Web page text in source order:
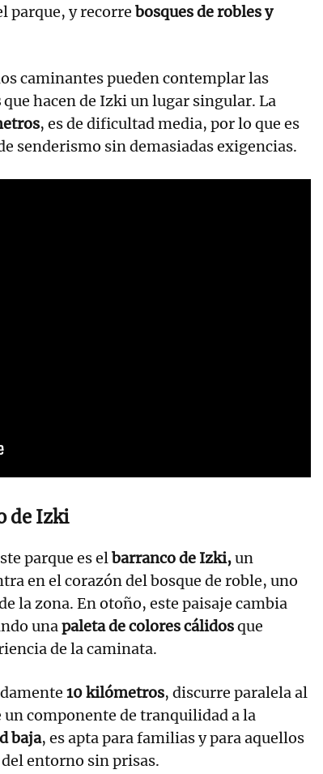
parque, y recorre bosques de robles y
caminantes pueden contemplar las
que hacen de Izki un lugar singular. La
, es de dificultad media, por lo que es
senderismo sin demasiadas exigencias.
de Izki
parque es elbarranco de Izki,un
en el corazón del bosque de roble, uno
la zona. En otoño, este paisaje cambia
unapaleta de colores cálidosque
de la caminata.
10 kilómetros, discurre paralela al
componente de tranquilidad a la
baja, es apta para familias y para aquellos
entorno sin prisas.